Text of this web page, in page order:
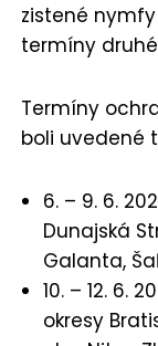
zistené
termíny
Termíny
boli uvedené
6. – 9. 6.
Dunajská
Galanta,
10. – 12. 6.
okresy